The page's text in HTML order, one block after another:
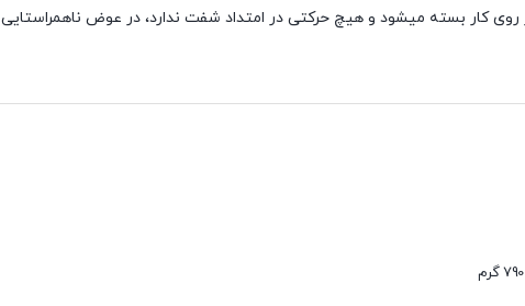
بر روی کار بسته میشود و هیچ حرکتی در امتداد شفت ندارد، در عوض ناهمراستایی
790 گرم